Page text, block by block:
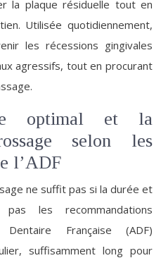
la plaque résiduelle tout en
Utilisée quotidiennement,
les récessions gingivales
agressifs, tout en procurant
optimal et la
selon les
l’ADF
ne suffit pas si la durée et
les recommandations
Dentaire Française (ADF)
suffisamment long pour